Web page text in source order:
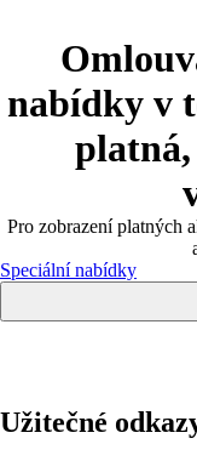
nabídky v
Pro zobrazení platných
Speciální nabídky
Užitečné